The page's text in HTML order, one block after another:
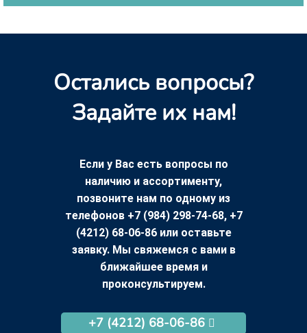
Остались вопросы?
Задайте их нам!
Если у Вас есть вопросы по
наличию и ассортименту,
позвоните нам по одному из
телефонов +7 (984) 298-74-68, +7
(4212) 68-06-86 или оставьте
заявку. Мы свяжемся с вами в
ближайшее время и
проконсультируем.
+7 (4212) 68-06-86